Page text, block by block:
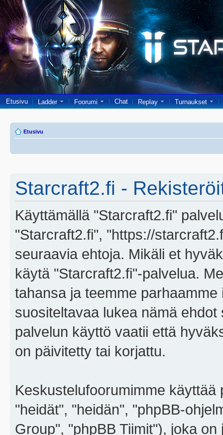
Etusivu Ladder Foorumi Chat Replay Turnaukset
Etusivu
Starcraft2.fi -
Käyttämällä "Starcraft2.fi"
"Starcraft2.fi", "https://
seuraavia ehtoja. Mikäli et
käytä "Starcraft2.fi"-palvelua.
tahansa ja teemme
suositeltavaa lukea nämä
palvelun käyttö vaatii että
on päivitetty tai korjattu.
Keskustelufoorumimme
"heidät", "heidän", "phpBB-
Group", "phpBB Tiimit"), joka on